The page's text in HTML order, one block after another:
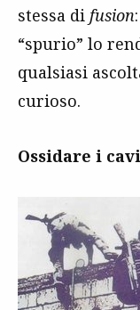
stessa di fusion
“spurio” lo
qualsiasi
curioso.
Ossidare i